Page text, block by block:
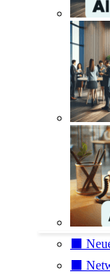
⬛️
⬛️